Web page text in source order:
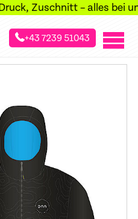
Zuschnitt – alles bei uns
+43 7239 51043